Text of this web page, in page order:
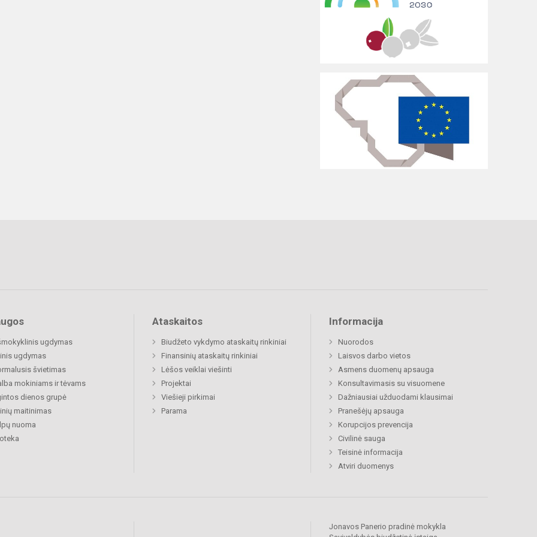
ugdymas
ugdymas
švietimas
mokiniams ir tėvams
dienos grupė
maitinimas
nuoma
Ataskaitos
Biudžeto vykdymo ataskaitų rinkiniai
Finansinių ataskaitų rinkiniai
Lėšos veiklai viešinti
Projektai
Viešieji pirkimai
Parama
Informacija
Nuorodos
Laisvos darbo vietos
Asmens duomenų apsauga
Konsultavimasis su visuomene
Dažniausiai užduodami klausimai
Pranešėjų apsauga
Korupcijos prevencija
Civilinė sauga
Teisinė informacija
Atviri duomenys
Jonavos Panerio pradinė mokykla